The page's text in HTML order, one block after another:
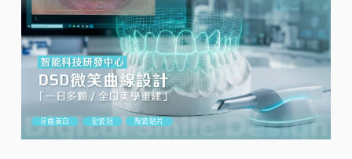
牙齒美白 全瓷冠 陶瓷貼片